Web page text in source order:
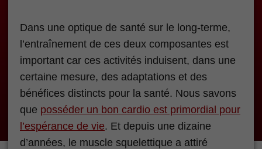
Dans une optique de santé sur le long-terme,
l’entraînement de ces deux composantes est
important car ces activités induisent, dans une
certaine mesure, des adaptations et des
bénéfices distincts pour la santé. Nous savons
que posséder un bon cardio est primordial pour
l’espérance de vie. Et depuis une dizaine
d’années, le muscle squelettique a attiré